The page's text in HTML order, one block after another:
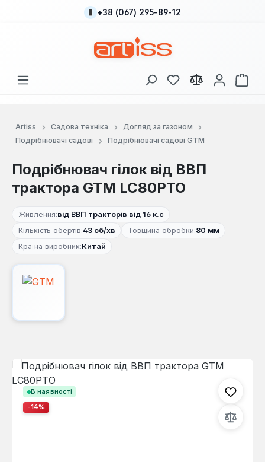
Перейти до основного вмісту
+38 (067) 295-89-12
У вас є 0 у списку
Artiss Садова техніка
Догляд за газоном
Подрібнювачі садові
Подрібнювачі садові GTM
Подрібнювач гілок від ВВП
трактора GTM LC80PTO
Живлення:від ВВП тракторів від 16 к.с
Кількість обертів:43 об/хв Товщина обробки:80 мм
Країна виробник:Китай
В наявності
-14%
Пропустити галерею зображень